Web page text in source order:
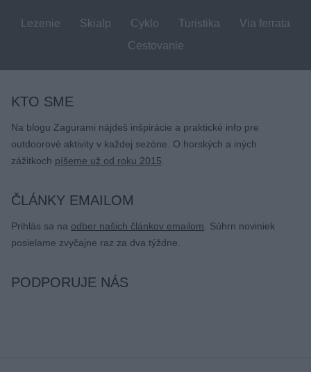
Lezenie Skialp Cyklo Turistika
Via ferrata
Cestovanie
KTO SME
Na blogu Zagurami nájdeš inšpirácie a praktické info pre
outdoorové aktivity v každej sezóne. O horských a iných
zážitkoch píšeme už od roku 2015.
ČLÁNKY EMAILOM
Prihlás sa na odber našich článkov emailom. Súhrn noviniek
posielame zvyčajne raz za dva týždne.
PODPORUJE NÁS